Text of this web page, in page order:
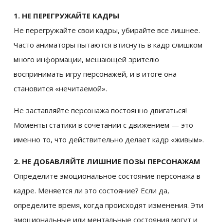
1. НЕ ПЕРЕГРУЖАЙТЕ КАДРЫ
Не перегружайте свои кадры, убирайте все лишнее.
Часто аниматоры пытаются втиснуть в кадр слишком
много информации, мешающей зрителю
воспринимать игру персонажей, и в итоге она
становится «нечитаемой».
Не заставляйте персонажа постоянно двигаться!
Моменты статики в сочетании с движением — это
именно то, что действительно делает кадр «живым».
2. НЕ ДОБАВЛЯЙТЕ ЛИШНИЕ ПОЗЫ ПЕРСОНАЖАМ
Определите эмоциональное состояние персонажа в
кадре. Меняется ли это состояние? Если да,
определите время, когда происходят изменения. Эти
эмоциональные или ментальные состояния могут и